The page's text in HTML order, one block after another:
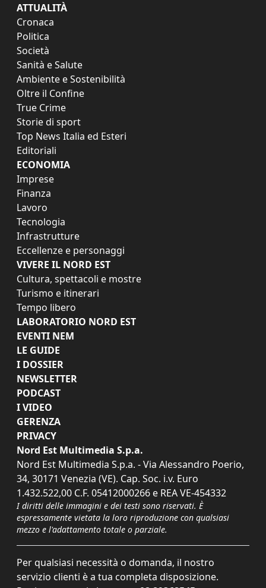
ATTUALITÀ
Cronaca
Politica
Società
Sanità e Salute
Ambiente e Sostenibilità
Oltre il Confine
True Crime
Storie di sport
Top News Italia ed Esteri
Editoriali
ECONOMIA
Imprese
Finanza
Lavoro
Tecnologia
Infrastrutture
Eccellenze e personaggi
VIVERE IL NORD EST
Cultura, spettacoli e mostre
Turismo e itinerari
Tempo libero
LABORATORIO NORD EST
EVENTI NEM
LE GUIDE
I DOSSIER
NEWSLETTER
PODCAST
I VIDEO
GERENZA
PRIVACY
Nord Est Multimedia S.p.a.
Nord Est Multimedia S.p.a. - Via Alessandro Poerio,
34, 30171 Venezia (VE). Cap. Soc. i.v. Euro
1.432.522,00 C.F. 05412000266 e REA VE-454332
I diritti delle immagini e dei testi sono riservati. È
espressamente vietata la loro riproduzione con qualsiasi
mezzo e l'adattamento totale o parziale.
Per qualsiasi necessità o domanda, il nostro
servizio clienti è a tua completa disposizione.